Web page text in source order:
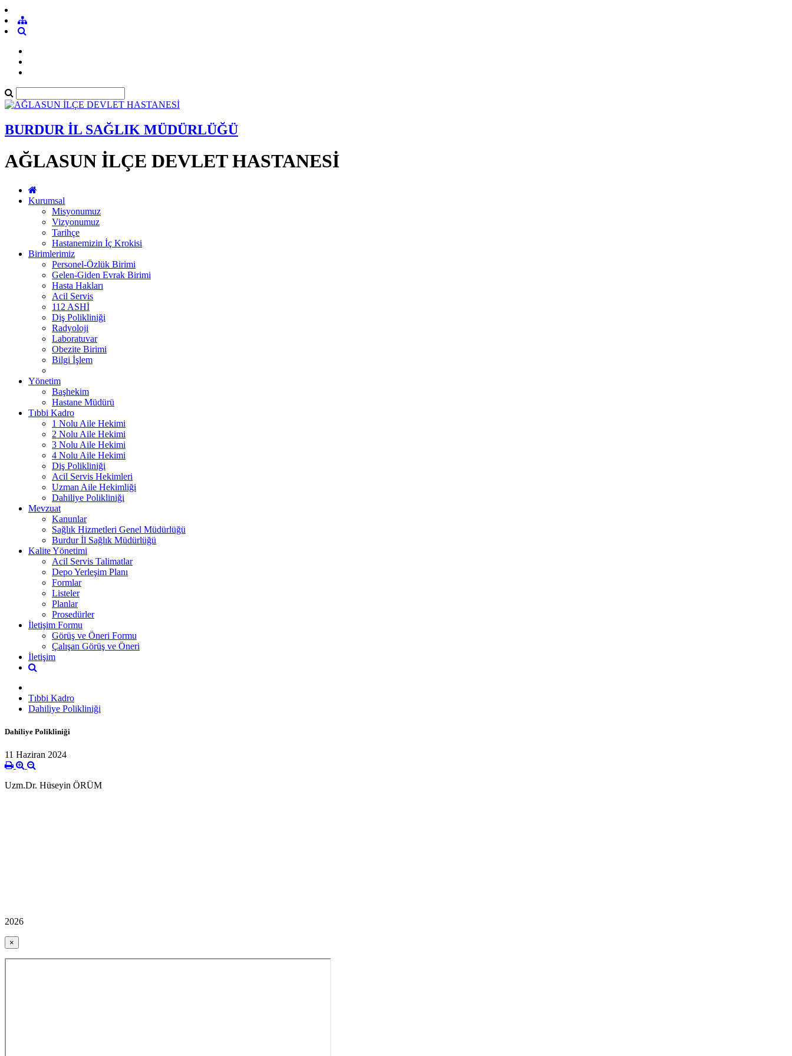
BURDUR İL SAĞLIK MÜDÜRLÜĞÜ
AĞLASUN İLÇE DEVLET HASTANESİ
Kurumsal
Misyonumuz
Vizyonumuz
Tarihçe
Hastanemizin İç Krokisi
Birimlerimiz
Personel-Özlük Birimi
Gelen-Giden Evrak Birimi
Hasta Hakları
Acil Servis
112 ASHİ
Diş Polikliniği
Radyoloji
Laboratuvar
Obezite Birimi
Bilgi İşlem
Yönetim
Başhekim
Hastane Müdürü
Tıbbi Kadro
1 Nolu Aile Hekimi
2 Nolu Aile Hekimi
3 Nolu Aile Hekimi
4 Nolu Aile Hekimi
Diş Polikliniği
Acil Servis Hekimleri
Uzman Aile Hekimliği
Dahiliye Polikliniği
Mevzuat
Kanunlar
Sağlık Hizmetleri Genel Müdürlüğü
Burdur İl Sağlık Müdürlüğü
Kalite Yönetimi
Acil Servis Talimatlar
Depo Yerleşim Planı
Formlar
Listeler
Planlar
Prosedürler
İletişim Formu
Görüş ve Öneri Formu
Çalışan Görüş ve Öneri
İletişim
Tıbbi Kadro
Dahiliye Polikliniği
Dahiliye Polikliniği
11 Haziran 2024
Uzm.Dr. Hüseyin ÖRÜM
2026
×